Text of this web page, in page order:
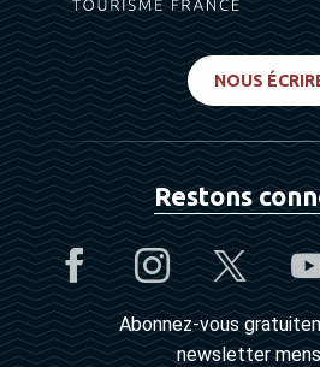
NOUS
Restons
Abonnez-vous
newsletter